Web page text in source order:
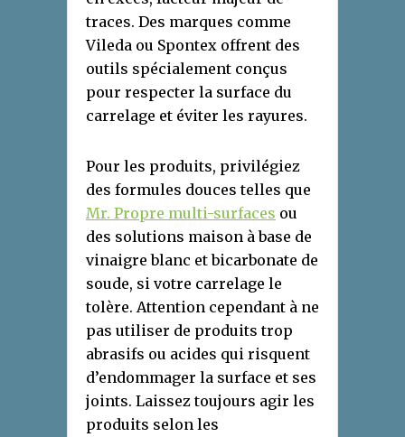
traces. Des marques comme
Vileda ou Spontex offrent des
outils spécialement conçus
pour respecter la surface du
carrelage et éviter les rayures.
Pour les produits, privilégiez
des formules douces telles que
Mr. Propre multi-surfaces ou
des solutions maison à base de
vinaigre blanc et bicarbonate de
soude, si votre carrelage le
tolère. Attention cependant à ne
pas utiliser de produits trop
abrasifs ou acides qui risquent
d’endommager la surface et ses
joints. Laissez toujours agir les
produits selon les